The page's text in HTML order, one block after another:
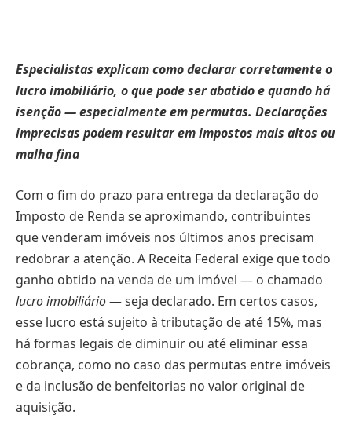
Especialistas explicam como declarar corretamente o
lucro imobiliário, o que pode ser abatido e quando há
isenção — especialmente em permutas. Declarações
imprecisas podem resultar em impostos mais altos ou
malha fina
Com o fim do prazo para entrega da declaração do
Imposto de Renda se aproximando, contribuintes
que venderam imóveis nos últimos anos precisam
redobrar a atenção. A Receita Federal exige que todo
ganho obtido na venda de um imóvel — o chamado
lucro imobiliário— seja declarado. Em certos casos,
esse lucro está sujeito à tributação de até 15%, mas
há formas legais de diminuir ou até eliminar essa
cobrança, como no caso das permutas entre imóveis
e da inclusão de benfeitorias no valor original de
aquisição.